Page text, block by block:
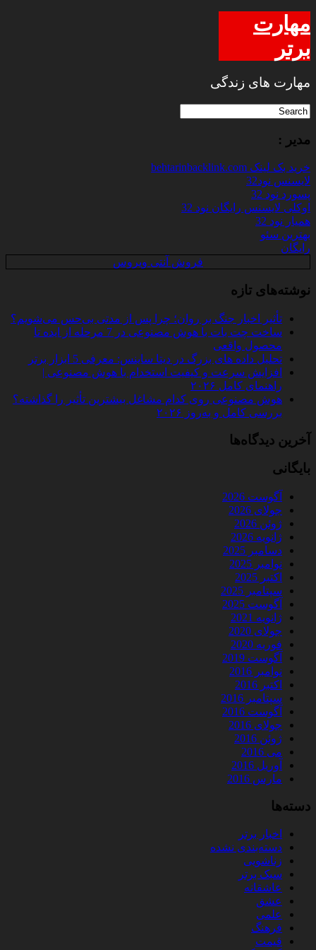
مهارت
برتر
مهارت های زندگی
مدیر :
خرید بک لینک behtarinbacklink.com
لایسنس نود32
پسورد نود 32
اوکلی لایسنس رایگان نود 32
همیار نود 32
بهترین سئو
رایگان
فروش آنتی ویروس
نوشته‌های تازه
تأثیر اخبار جنگ بر روان؛ چرا پس از مدتی بی‌حس می‌شویم؟
ساخت چت‌ بات با هوش مصنوعی در 7 مرحله از ایده تا
محصول واقعی
تحلیل داده‌ های بزرگ در دیتا ساینس: معرفی 5 ابزار برتر
افزایش سرعت و کیفیت استخدام با هوش مصنوعی |
راهنمای کامل ۲۰۲۶
هوش مصنوعی روی کدام مشاغل بیشترین تأثیر را گذاشته؟
بررسی کامل و به‌روز ۲۰۲۶
آخرین دیدگاه‌ها
بایگانی
آگوست 2026
جولای 2026
ژوئن 2026
ژانویه 2026
دسامبر 2025
نوامبر 2025
اکتبر 2025
سپتامبر 2025
آگوست 2025
ژانویه 2021
جولای 2020
فوریه 2020
آگوست 2019
نوامبر 2016
اکتبر 2016
سپتامبر 2016
آگوست 2016
جولای 2016
ژوئن 2016
می 2016
آوریل 2016
مارس 2016
دسته‌ها
اخبار برتر
دسته‌بندی نشده
زناشویی
سبک برتر
عاشقانه
عشق
علمی
فرهنگ
قیمت